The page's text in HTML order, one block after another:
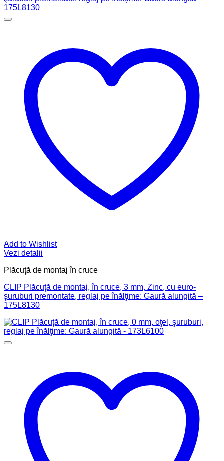
Add to Wishlist
Vezi detalii
Plăcuţă de montaj în cruce
CLIP Plăcuţă de montaj, în cruce, 3 mm, Zinc, cu euro-
şuruburi premontate, reglaj pe înălţime: Gaură alungită –
175L8130